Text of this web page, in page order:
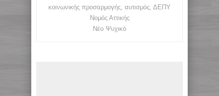
κοινωνικής προσαρμογής, αυτισμός, ΔΕΠΥ
Νομός Αττικής
Νέο Ψυχικό